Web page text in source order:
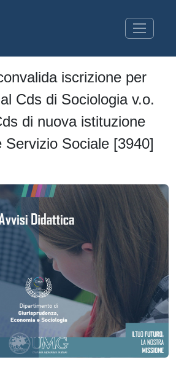
iscrizione per
Cds di Sociologia v.o.
di nuova istituzione
Servizio Sociale [3940]